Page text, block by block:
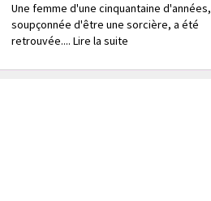
Une femme d'une cinquantaine d'années,
soupçonnée d'être une sorcière, a été
retrouvée.... Lire la suite